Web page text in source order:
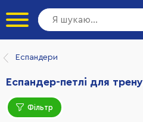
Еспандери
Еспандер-петлі для
Фільтр